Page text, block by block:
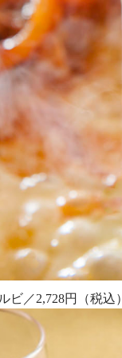
ビ／2,728円（税込